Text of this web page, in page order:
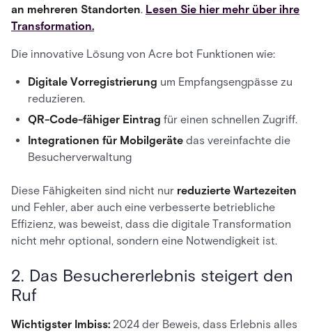
an mehreren Standorten. Lesen Sie hier mehr über ihre
Transformation.
Die innovative Lösung von Acre bot Funktionen wie:
Digitale Vorregistrierung um Empfangsengpässe zu
reduzieren.
QR-Code-fähiger Eintrag für einen schnellen Zugriff.
Integrationen für Mobilgeräte das vereinfachte die
Besucherverwaltung
Diese Fähigkeiten sind nicht nur reduzierte Wartezeiten
und Fehler, aber auch eine verbesserte betriebliche
Effizienz, was beweist, dass die digitale Transformation
nicht mehr optional, sondern eine Notwendigkeit ist.
2. Das Besuchererlebnis steigert den
Ruf
Wichtigster Imbiss: 2024 der Beweis, dass Erlebnis alles